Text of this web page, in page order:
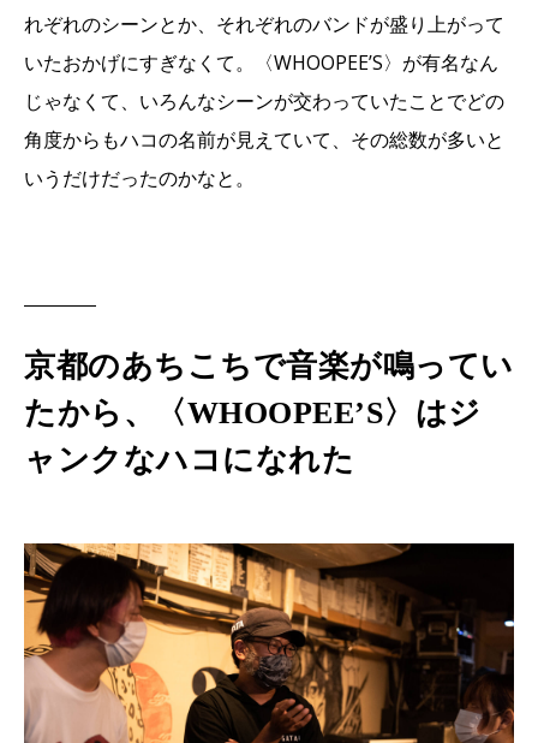
れぞれのシーンとか、それぞれのバンドが盛り上がって
いたおかげにすぎなくて。〈WHOOPEE’S〉が有名なん
じゃなくて、いろんなシーンが交わっていたことでどの
角度からもハコの名前が見えていて、その総数が多いと
いうだけだったのかなと。
京都のあちこちで音楽が鳴ってい
たから、〈WHOOPEE’S〉はジ
ャンクなハコになれた